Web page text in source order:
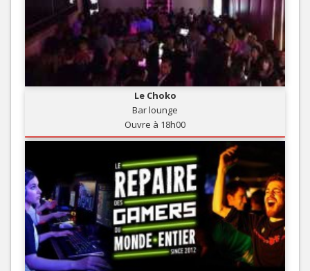
Le Choko
Bar lounge
Ouvre à 18h00